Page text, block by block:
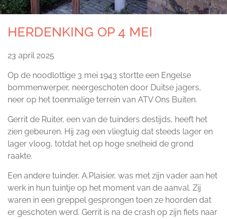
HERDENKING OP 4 MEI
23 april 2025
Op de noodlottige 3 mei 1943 stortte een Engelse
bommenwerper, neergeschoten door Duitse jagers,
neer op het toenmalige terrein van ATV Ons Buiten.
Gerrit de Ruiter, een van de tuinders destijds, heeft het
zien gebeuren. Hij zag een vliegtuig dat steeds lager en
lager vloog, totdat het op hoge snelheid de grond
raakte.
Een andere tuinder, A.Plaisier, was met zijn vader aan het
werk in hun tuintje op het moment van de aanval. Zij
waren in een greppel gesprongen toen ze hoorden dat
er geschoten werd. Gerrit is na de crash op zijn fiets naar